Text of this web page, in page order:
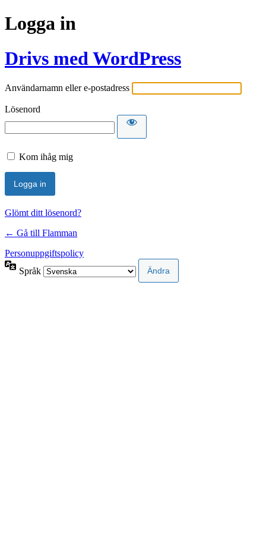
Logga in
Drivs med WordPress
Användarnamn eller e-postadress
Lösenord
Kom ihåg mig
Glömt ditt lösenord?
← Gå till Flamman
Personuppgiftspolicy
Språk